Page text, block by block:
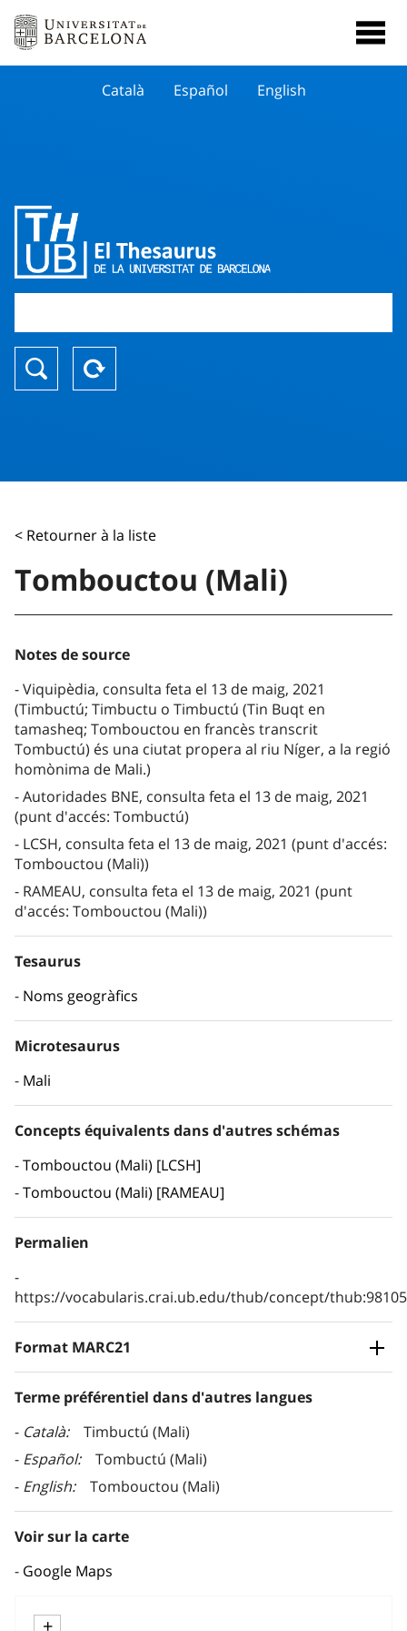
Català Español English
< Retourner à la liste
Tombouctou (Mali)
Notes de source
Viquipèdia, consulta feta el 13 de maig, 2021
(Timbuctú; Timbuctu o Timbuctú (Tin Buqt en
tamasheq; Tombouctou en francès transcrit
Tombuctú) és una ciutat propera al riu Níger, a la regió
homònima de Mali.)
Autoridades BNE, consulta feta el 13 de maig, 2021
(punt d'accés: Tombuctú)
LCSH, consulta feta el 13 de maig, 2021 (punt d'accés:
Tombouctou (Mali))
RAMEAU, consulta feta el 13 de maig, 2021 (punt
d'accés: Tombouctou (Mali))
Tesaurus
Noms geogràfics
Microtesaurus
Mali
Concepts équivalents dans d'autres schémas
Tombouctou (Mali) [LCSH]
Tombouctou (Mali) [RAMEAU]
Permalien
https://vocabularis.crai.ub.edu/thub/concept/
Format MARC21
Terme préférentiel dans d'autres langues
Català
Timbuctú (Mali)
Español
Tombuctú (Mali)
English
Tombouctou (Mali)
Voir sur la carte
Google Maps